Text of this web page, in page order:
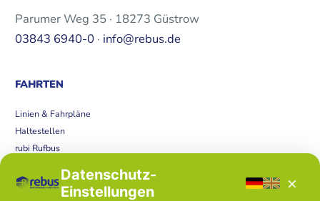
Parumer Weg 35 · 18273 Güstrow
03843 6940-0 · info@rebus.de
FAHRTEN
Linien & Fahrpläne
Haltestellen
rubi Rufbus
Störungen Datenschutz-
Einstellungen
×